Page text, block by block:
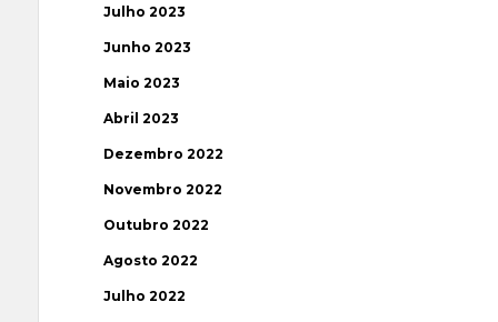
Julho 2023
Junho 2023
Maio 2023
Abril 2023
Dezembro 2022
Novembro 2022
Outubro 2022
Agosto 2022
Julho 2022